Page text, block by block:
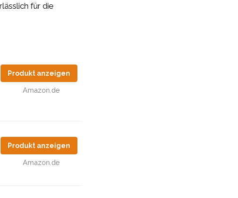
für die
Produkt anzeigen
Amazon.de
Produkt anzeigen
Amazon.de